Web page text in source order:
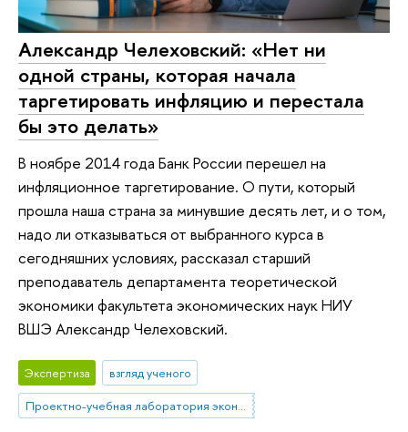
Александр Челеховский: «Нет ни
одной страны, которая начала
таргетировать инфляцию и перестала
бы это делать»
В ноябре 2014 года Банк России перешел на
инфляционное таргетирование. О пути, который
прошла наша страна за минувшие десять лет, и о том,
надо ли отказываться от выбранного курса в
сегодняшних условиях, рассказал старший
преподаватель департамента теоретической
экономики факультета экономических наук НИУ
ВШЭ Александр Челеховский.
Экспертиза
взгляд ученого
Проектно-учебная лаборатория экономической журналистики